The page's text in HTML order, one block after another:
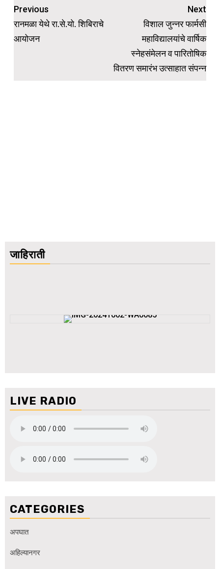
Post
navigation
Previous
रानमळा येथे रा.से.यो. शिबिराचे
आयोजन
Next
विशाल जुन्नर फार्मसी
महाविद्यालयांचे वार्षिक
स्नेहसंमेलन व पारितोषिक
वितरण समारंभ उत्साहात संपन्न
जाहिराती
LIVE RADIO
CATEGORIES
अपघात
अहिल्यानगर